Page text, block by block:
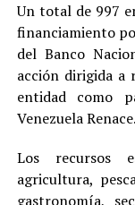
Un total de 997
financiamiento
del Banco
acción dirigida a
entidad como
Venezuela Renace.
Los recursos
agricultura,
gastronomía,